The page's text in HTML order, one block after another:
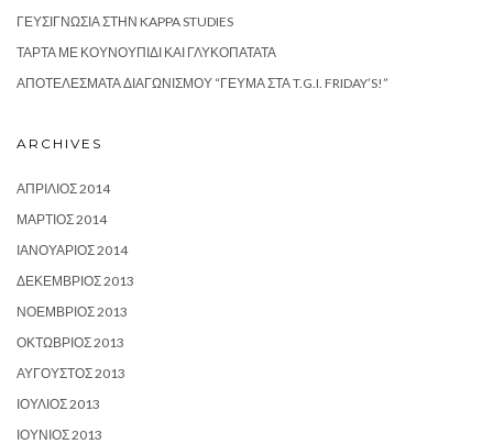
ΓΕΥΣΙΓΝΩΣΊΑ ΣΤΗΝ KAPPA STUDIES
ΤΆΡΤΑ ΜΕ ΚΟΥΝΟΥΠΊΔΙ ΚΑΙ ΓΛΥΚΟΠΑΤΆΤΑ
ΑΠΟΤΕΛΈΣΜΑΤΑ ΔΙΑΓΩΝΙΣΜΟΎ “ΓΕΎΜΑ ΣΤΑ T.G.I. FRIDAY’S!”
ARCHIVES
ΑΠΡΊΛΙΟΣ 2014
ΜΆΡΤΙΟΣ 2014
ΙΑΝΟΥΆΡΙΟΣ 2014
ΔΕΚΈΜΒΡΙΟΣ 2013
ΝΟΈΜΒΡΙΟΣ 2013
ΟΚΤΏΒΡΙΟΣ 2013
ΑΎΓΟΥΣΤΟΣ 2013
ΙΟΎΛΙΟΣ 2013
ΙΟΎΝΙΟΣ 2013